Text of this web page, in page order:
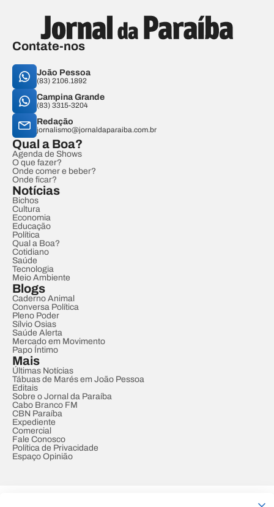
Contate-nos
João Pessoa
(83) 2106.1892
Campina Grande
(83) 3315-3204
Redação
jornalismo@jornaldaparaiba.com.br
Qual a Boa?
Agenda de Shows
O que fazer?
Onde comer e beber?
Onde ficar?
Notícias
Bichos
Cultura
Economia
Educação
Política
Qual a Boa?
Cotidiano
Saúde
Tecnologia
Meio Ambiente
Blogs
Caderno Animal
Conversa Política
Pleno Poder
Sílvio Osias
Saúde Alerta
Mercado em Movimento
Papo Íntimo
Mais
Últimas Notícias
Tábuas de Marés em João Pessoa
Editais
Sobre o Jornal da Paraíba
Cabo Branco FM
CBN Paraíba
Expediente
Comercial
Fale Conosco
Política de Privacidade
Espaço Opinião